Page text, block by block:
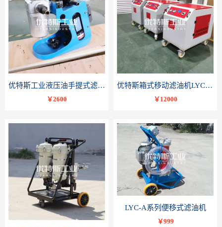
优特斯工业液压油手提式滤油机BLYJ系列液压油润滑油便携轻便小流量精密过滤
￥2600
优特斯箱式移动滤油机LYC-C系列变压器油润滑油滤油小车
￥12000
LYC-A系列便移式滤油机
￥999